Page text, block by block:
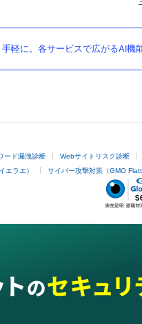
軽に。各サービスで広がるAI機
ード漏洩診断 Webサイトリスク診断
エラエ） サイバー攻撃対策（GMO Flatt